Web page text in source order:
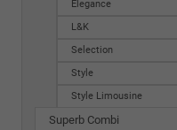
Elegance
L&K
Selection
Style
Style Limousine
Superb Combi